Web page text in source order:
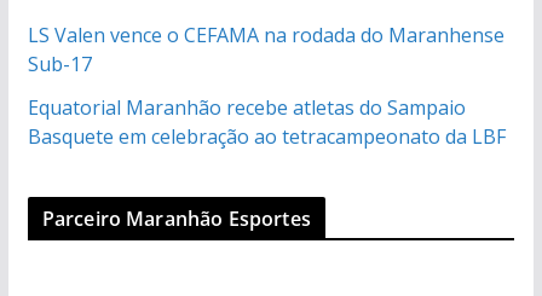
LS Valen vence o CEFAMA na rodada do Maranhense
Sub-17
Equatorial Maranhão recebe atletas do Sampaio
Basquete em celebração ao tetracampeonato da LBF
Parceiro Maranhão Esportes